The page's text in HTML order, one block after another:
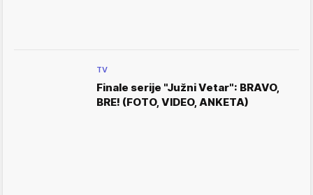
TV
Finale serije "Južni Vetar": BRAVO,
BRE! (FOTO, VIDEO, ANKETA)